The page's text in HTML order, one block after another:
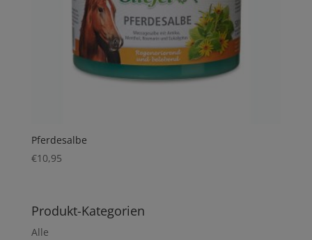
Pferdesalbe
€10,95
Produkt-Kategorien
Alle